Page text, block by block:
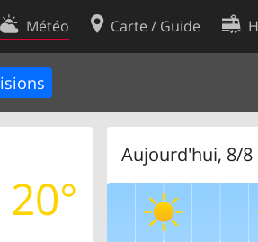
Météo Carte / Guide
20°
Aujourd'hui, 8/8
Contact
Conditions d’utilisation